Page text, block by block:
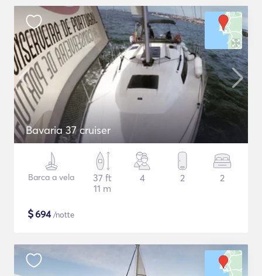
Bavaria 37 cruiser
Barca a vela
37 ft
11 m
4 2 2
$694/notte